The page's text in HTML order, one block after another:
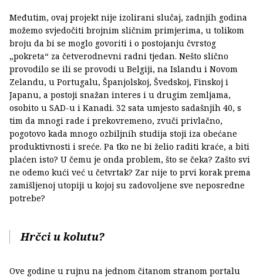
Međutim, ovaj projekt nije izolirani slučaj, zadnjih godina
možemo svjedočiti brojnim sličnim primjerima, u tolikom
broju da bi se moglo govoriti i o postojanju čvrstog
„pokreta“ za četverodnevni radni tjedan. Nešto slično
provodilo se ili se provodi u Belgiji, na Islandu i Novom
Zelandu, u Portugalu, Španjolskoj, Švedskoj, Finskoj i
Japanu, a postoji snažan interes i u drugim zemljama,
osobito u SAD-u i Kanadi. 32 sata umjesto sadašnjih 40, s
tim da mnogi rade i prekovremeno, zvuči privlačno,
pogotovo kada mnogo ozbiljnih studija stoji iza obećane
produktivnosti i sreće. Pa tko ne bi želio raditi kraće, a biti
plaćen isto? U čemu je onda problem, što se čeka? Zašto svi
ne odemo kući već u četvrtak? Zar nije to prvi korak prema
zamišljenoj utopiji u kojoj su zadovoljene sve neposredne
potrebe?
Hrčci u kolutu?
Ove godine u rujnu na jednom čitanom stranom portalu